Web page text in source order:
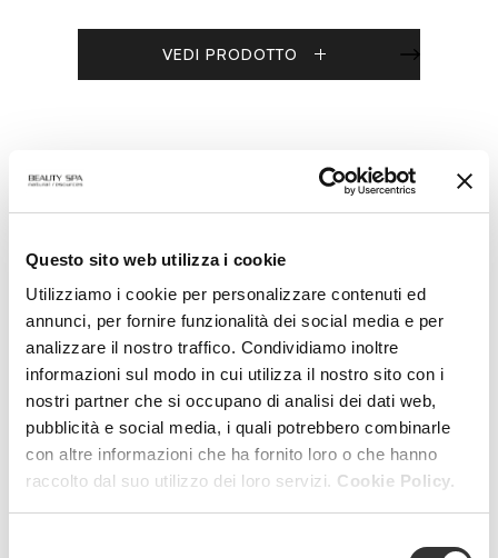
Questo sito web utilizza i cookie
Utilizziamo i cookie per personalizzare contenuti ed
annunci, per fornire funzionalità dei social media e per
analizzare il nostro traffico. Condividiamo inoltre
informazioni sul modo in cui utilizza il nostro sito con i
nostri partner che si occupano di analisi dei dati web,
pubblicità e social media, i quali potrebbero combinarle
con altre informazioni che ha fornito loro o che hanno
raccolto dal suo utilizzo dei loro servizi. Cookie Policy.
VEDI PRODOTTO